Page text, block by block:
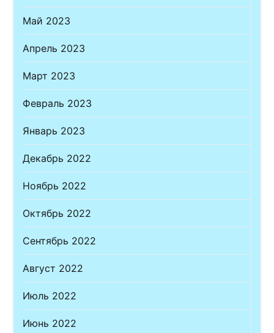
Май 2023
Апрель 2023
Март 2023
Февраль 2023
Январь 2023
Декабрь 2022
Ноябрь 2022
Октябрь 2022
Сентябрь 2022
Август 2022
Июль 2022
Июнь 2022